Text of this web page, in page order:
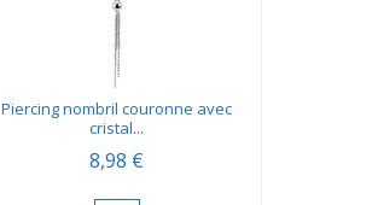
Piercing nombril couronne avec
cristal...
8,98 €